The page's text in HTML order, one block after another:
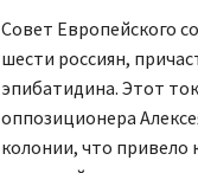
Совет Европейского
шести россиян,
эпибатидина. Этот
оппозиционера
колонии, что привело